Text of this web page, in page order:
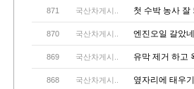
871 국산차게시.. 첫 수박 농사
870 국산차게시.. 엔진오일 갈았
869 국산차게시.. 유막 제거 하고
868 국산차게시.. 옆자리에 태우